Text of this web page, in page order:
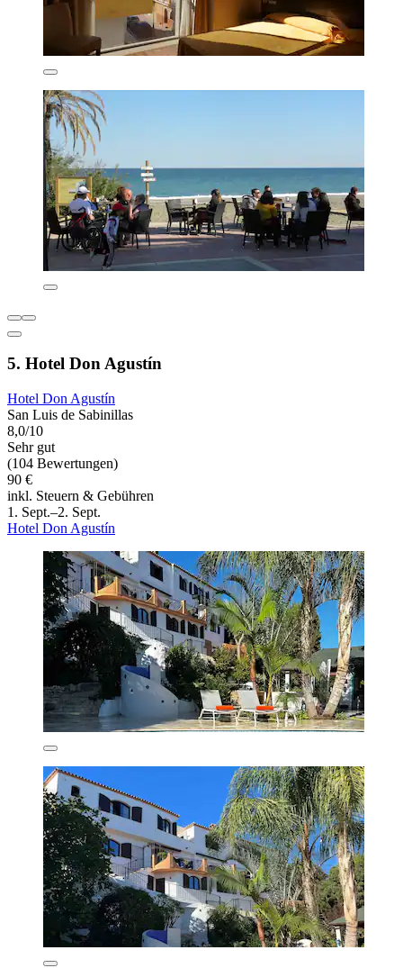
5. Hotel Don Agustín
Hotel Don Agustín
San Luis de Sabinillas
8,0/10
Sehr gut
(104 Bewertungen)
90 €
inkl. Steuern & Gebühren
1. Sept.–2. Sept.
Hotel Don Agustín